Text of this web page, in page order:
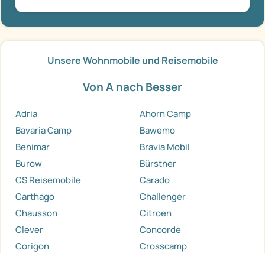
Unsere Wohnmobile und Reisemobile
Von A nach Besser
Adria
Ahorn Camp
Bavaria Camp
Bawemo
Benimar
Bravia Mobil
Burow
Bürstner
CS Reisemobile
Carado
Carthago
Challenger
Chausson
Citroen
Clever
Concorde
Corigon
Crosscamp